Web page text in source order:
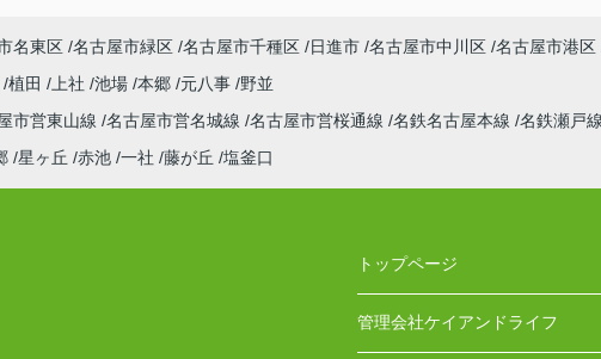
名東区 名古屋市緑区 名古屋市千種区 日進市 名古屋市中川区 名古屋市港区
植田 上社 池場 本郷 元八事 野並
市営東山線 名古屋市営名城線 名古屋市営桜通線 名鉄名古屋本線 名鉄瀬戸線
星ヶ丘 赤池 一社 藤が丘 塩釜口
トップページ
管理会社ケイアンドライフ